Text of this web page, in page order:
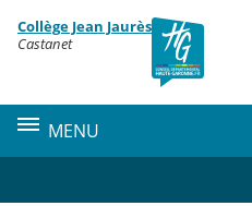
Menu de la rubrique
Contenu
Collège Jean Jaurès
Castanet
MENU